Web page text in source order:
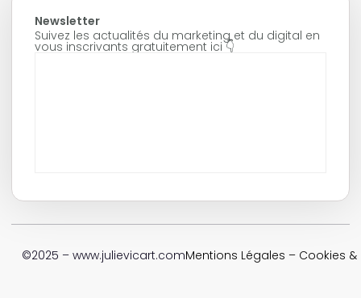
Newsletter
Suivez les actualités du marketing et du digital en
vous inscrivants gratuitement ici 👇
Mentions Légales – Cookies
©2025 – www.julievicart.com